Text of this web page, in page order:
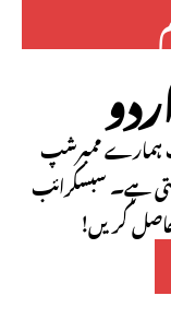
تک ہمارے ممبرشپ
ہے۔ سبسکرائب
حاصل کریں!